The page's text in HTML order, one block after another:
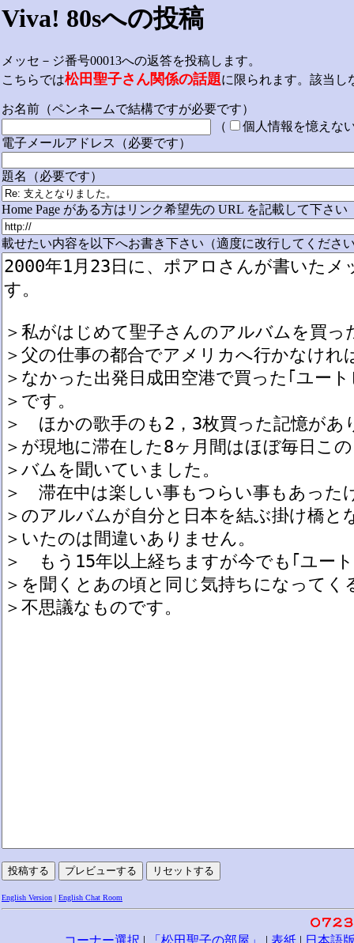
Viva! 80sへの投稿
メッセ－ジ番号00013への返答を投稿します。
こちらでは松田聖子さん関係の話題に限られます。該当し
お名前（ペンネームで結構ですが必要です）
（
個人情報を憶えな
電子メールアドレス（必要です）
題名（必要です）
Home Page がある方はリンク希望先の URL を記載して下さい
載せたい内容を以下へお書き下さい（適度に改行してくださ
English Version English Chat Room